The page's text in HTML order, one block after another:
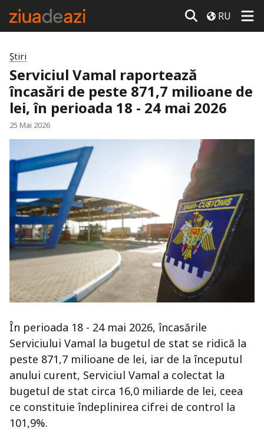
RU
Știri
Serviciul Vamal raportează
încasări de peste 871,7 milioane de
lei, în perioada 18 - 24 mai 2026
25 Mai 2026
În perioada 18 - 24 mai 2026, încasările
Serviciului Vamal la bugetul de stat se ridică la
peste 871,7 milioane de lei, iar de la începutul
anului curent, Serviciul Vamal a colectat la
bugetul de stat circa 16,0 miliarde de lei, ceea
ce constituie îndeplinirea cifrei de control la
101,9%.